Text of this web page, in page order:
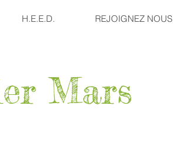
H.E.E.D. REJOIGNEZ NOUS
Mars